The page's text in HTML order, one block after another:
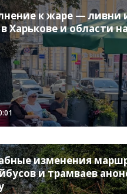
к жаре — ливни
Харькове и области
изменения
и трамваев